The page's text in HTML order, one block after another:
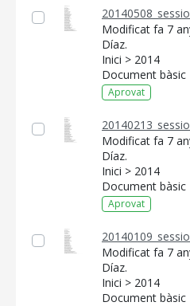
Modificat fa 7
Díaz.
Inici > 2014
Document bàsic
Aprovat
Modificat fa 7
Díaz.
Inici > 2014
Document bàsic
Aprovat
Modificat fa 7
Díaz.
Inici > 2014
Document bàsic